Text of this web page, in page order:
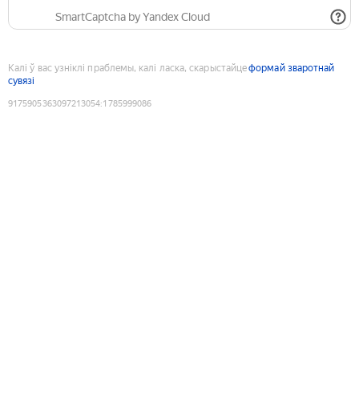
SmartCaptcha by Yandex Cloud
Калі ў вас узніклі праблемы, калі ласка, скарыстайцеформай зваротнай
сувязі
9175905363097213054:1785999086